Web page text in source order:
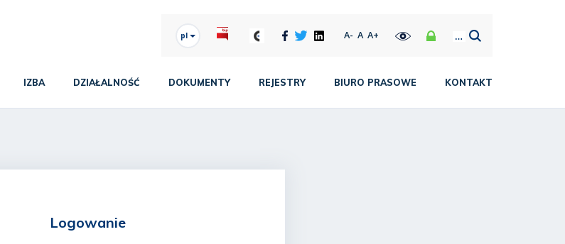
pl A- A A+
IZBA DZIAŁALNOŚĆ DOKUMENTY REJESTRY BIURO PRASOWE KONTAKT
Logowanie